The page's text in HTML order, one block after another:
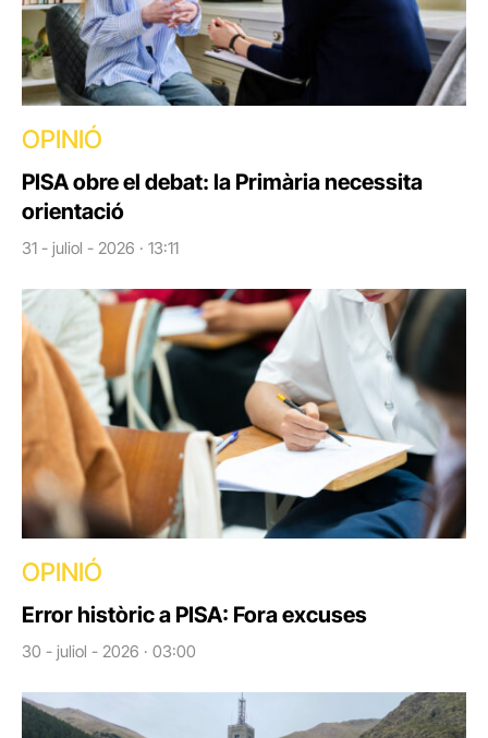
OPINIÓ
PISA obre el debat: la Primària necessita
orientació
31 - juliol - 2026 · 13:11
OPINIÓ
Error històric a PISA: Fora excuses
30 - juliol - 2026 · 03:00